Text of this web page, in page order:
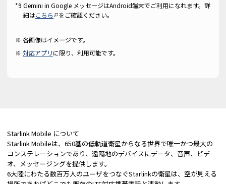
Gemini in Google メッセージはAndroid端末でご利用になれます。詳
細はこちら をご確認ください。
各画像はイメージです。
対応アプリに限り、利用可能です。
Starlink Mobile について
Starlink Mobileは、650基の低軌道衛星からなる世界で唯一かつ最大の
コンステレーションであり、遠隔地のデバイスにデータ、音声、ビデ
オ、メッセージングを提供します。
6大陸にわたる数百万人のユーザをつなぐStarlinkの衛星は、空が見える